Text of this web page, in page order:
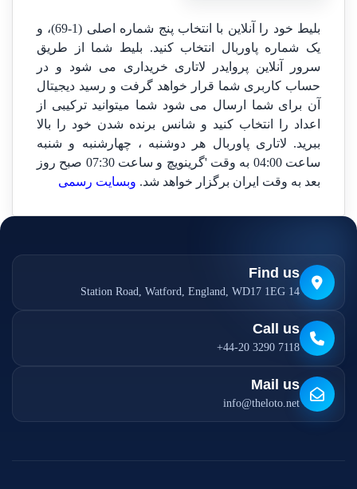
بلیط خود را آنلاین با انتخاب پنج شماره اصلی (1-69)، و
یک شماره پاوربال انتخاب کنید. بلیط شما از طریق
سرور آنلاین پروایدر لاتاری خریداری می شود و در
حساب کاربری شما قرار خواهد گرفت و رسید دیجیتال
آن برای شما ارسال می شود شما میتوانید ترکیبی از
اعداد را انتخاب کنید و شانس برنده شدن خود را بالا
ببرید. لاتاری پاوربال هر دوشنبه ، چهارشنبه و شنبه
ساعت 04:00 به وقت 'گرینویچ و ساعت 07:30 صبح روز
بعد به وقت ایران برگزار خواهد شد. وبسایت رسمی
Find us
14 Station Road, Watford, England, WD17 1EG
Call us
+44-20 3290 7118
Mail us
info@theloto.net